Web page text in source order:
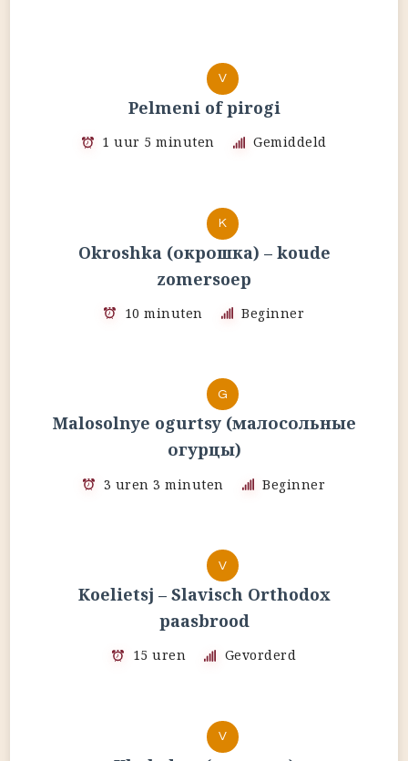
V
Pelmeni of pirogi
1 uur 5 minuten Gemiddeld
K
Okroshka (окрошка) – koude
zomersoep
10 minuten Beginner
G
Malosolnye ogurtsy (малосольные
огурцы)
3 uren 3 minuten Beginner
V
Koelietsj – Slavisch Orthodox
paasbrood
15 uren Gevorderd
V